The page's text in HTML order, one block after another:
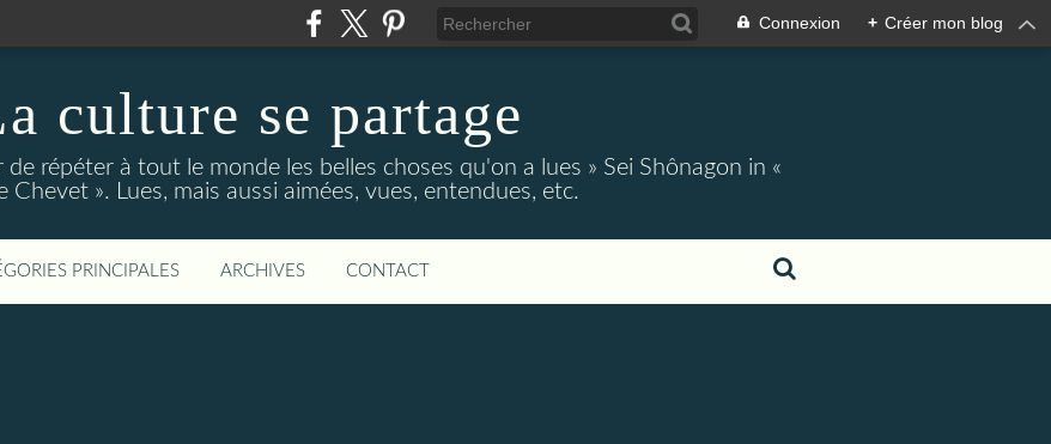
Connexion + Créer mon blog
culture se partage
répéter à tout le monde les belles choses qu'on a lues » Sei Shônagon in «
Chevet ». Lues, mais aussi aimées, vues, entendues, etc.
PRINCIPALES ARCHIVES CONTACT